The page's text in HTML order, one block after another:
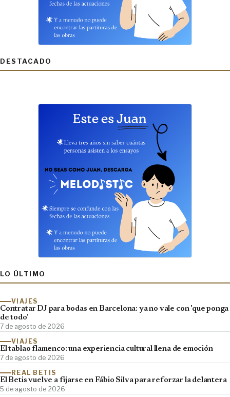
DESTACADO
LO ÚLTIMO
VIAJES
Contratar DJ para bodas en Barcelona: ya no vale con 'que ponga
de todo'
7 de agosto de 2026
VIAJES
El tablao flamenco: una experiencia cultural llena de emoción
7 de agosto de 2026
REAL BETIS
El Betis vuelve a fijarse en Fábio Silva para reforzar la delantera
5 de agosto de 2026